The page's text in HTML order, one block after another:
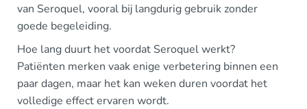
van Seroquel, vooral bij langdurig gebruik zonder
goede begeleiding.
Hoe lang duurt het voordat Seroquel werkt?
Patiënten merken vaak enige verbetering binnen een
paar dagen, maar het kan weken duren voordat het
volledige effect ervaren wordt.